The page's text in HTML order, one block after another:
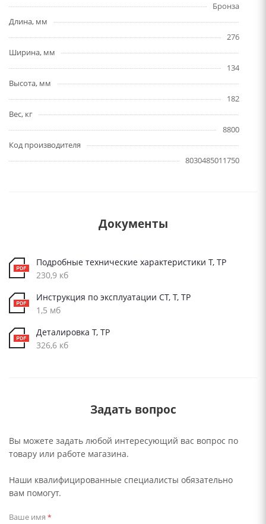
Бронза
Длина, мм
276
Ширина, мм
134
Высота, мм
182
Вес, кг
8800
Код производителя
8030485011750
Документы
Подробные технические характеристики T, TP
230,9 кб
Инструкция по эксплуатации CT, T, TP
1,5 мб
Деталировка T, TP
326,6 кб
Задать вопрос
Вы можете задать любой интересующий вас вопрос по
товару или работе магазина.
Наши квалифицированные специалисты обязательно
вам помогут.
Ваше имя *